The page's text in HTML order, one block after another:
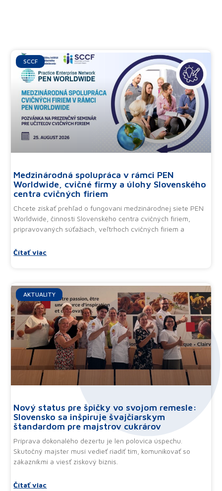
Ďalšie články
SCCF
Medzinárodná spolupráca v rámci PEN
Worldwide, cvičné firmy a úlohy Slovenského
centra cvičných firiem
Chcete získať prehľad o fungovaní medzinárodnej siete PEN
Worldwide, činnosti Slovenského centra cvičných firiem,
pripravovaných súťažiach, veľtrhoch cvičných firiem a
Čítať viac
AKTUALITY
Nový status pre špičky vo svojom remesle:
Slovensko sa inšpiruje švajčiarskym
štandardom pre majstrov cukrárov
Príprava dokonalého dezertu je len polovica úspechu.
Skutočný majster musí vedieť riadiť tím, komunikovať so
zákazníkmi a viesť ziskový biznis.
Čítať viac